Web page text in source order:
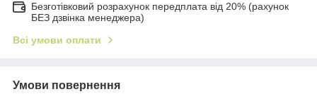
Безготівковий розрахунок передплата від 20% (рахунок
БЕЗ дзвінка менеджера)
Всі умови оплати
Умови повернення